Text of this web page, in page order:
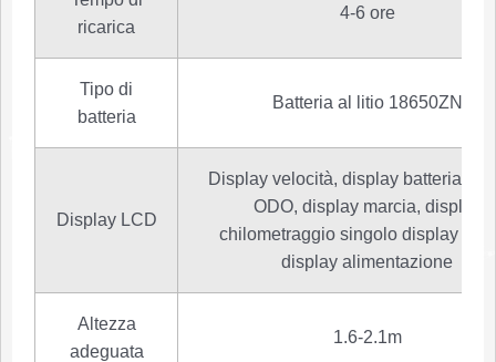
ricarica
4-6 ore
Tipo di
batteria
Batteria al litio 18650ZN
Display LCD
Display velocità, display batteria,
ODO, display marcia, display
chilometraggio singolo display
display alimentazione
Altezza
adeguata
1.6-2.1m